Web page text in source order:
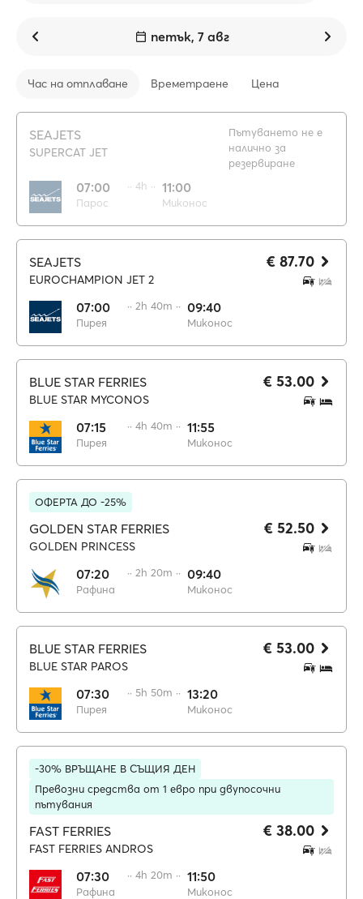
петък, 7 авг
Час на отплаване Времетраене Цена
SEAJETS
SUPERCAT JET
07:00
Парос
·· 4h ·· 11:00
Миконос
Пътуването не е
налично за
резервиране
SEAJETS
EUROCHAMPION JET 2
07:00
Пирея
·· 2h 40m ·· 09:40
Миконос
€ 87.70
BLUE STAR FERRIES
BLUE STAR MYCONOS
07:15
Пирея
·· 4h 40m ·· 11:55
Миконос
€ 53.00
ОФЕРТА ДО -25%
GOLDEN STAR FERRIES
GOLDEN PRINCESS
07:20
Рафина
·· 2h 20m ·· 09:40
Миконос
€ 52.50
BLUE STAR FERRIES
BLUE STAR PAROS
07:30
Пирея
·· 5h 50m ·· 13:20
Миконос
€ 53.00
-30% ВРЪЩАНЕ В СЪЩИЯ ДЕН
Превозни средства от 1 евро при двупосочни
пътувания
FAST FERRIES
FAST FERRIES ANDROS
07:30
Рафина
·· 4h 20m ·· 11:50
Миконос
€ 38.00